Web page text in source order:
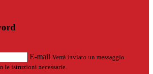
E-mail Verrà inviato un messaggio
le istruzioni necessarie.